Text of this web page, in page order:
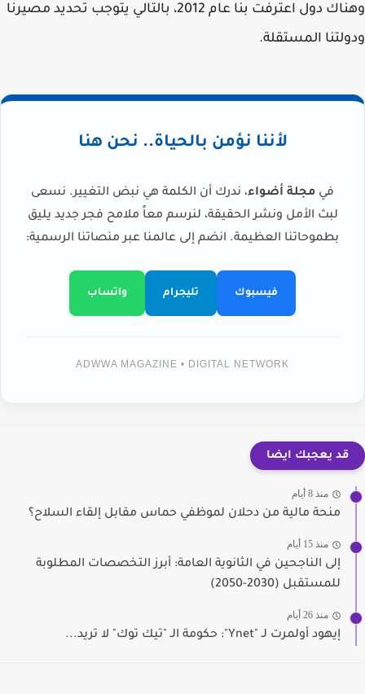
وهناك دول اعترفت بنا عام 2012، بالتالي يتوجب تحديد مصيرنا
ودولتنا المستقلة.
لأننا نؤمن بالحياة.. نحن هنا
في مجلة أضواء، ندرك أن الكلمة هي نبض التغيير. نسعى
لبث الأمل ونشر الحقيقة، لنرسم معاً ملامح فجر جديد يليق
بطموحاتنا العظيمة. انضم إلى عالمنا عبر منصاتنا الرسمية:
فيسبوك تليجرام واتساب
ADWWA MAGAZINE • DIGITAL NETWORK
قد يعجبك ايضا
منذ 8 أيام
منحة مالية من دحلان لموظفي حماس مقابل إلقاء السلاح؟
منذ 15 أيام
إلى الناجحين في الثانوية العامة: أبرز التخصصات المطلوبة
للمستقبل (2030-2050)
منذ 26 أيام
إيهود أولمرت لـ "Ynet": حكومة الـ "تيك توك" لا تريد...